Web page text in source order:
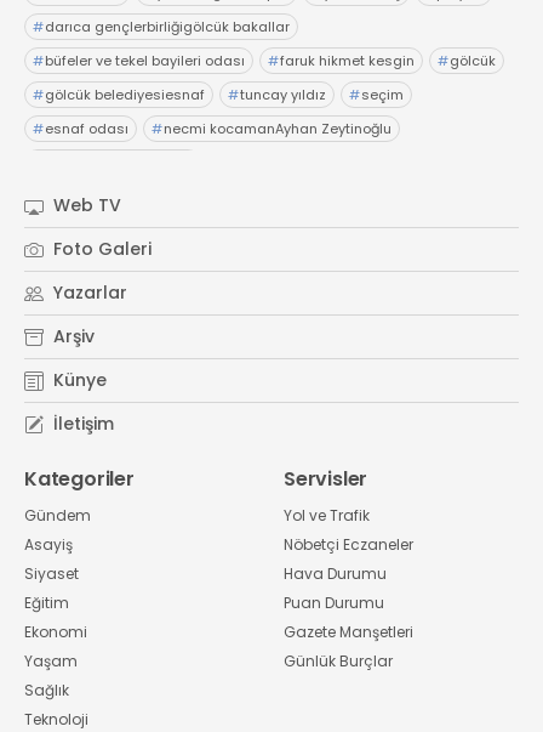
#darıca gençlerbirliğigölcük bakallar
#büfeler ve tekel bayileri odası #faruk hikmet kesgin #gölcük
#gölcük belediyesiesnaf #tuncay yıldız #seçim
#esnaf odası #necmi kocamanAyhan Zeytinoğlu
Web TV
Foto Galeri
Yazarlar
Arşiv
Künye
İletişim
Kategoriler
Gündem
Asayiş
Siyaset
Eğitim
Ekonomi
Yaşam
Sağlık
Teknoloji
Servisler
Yol ve Trafik
Nöbetçi Eczaneler
Hava Durumu
Puan Durumu
Gazete Manşetleri
Günlük Burçlar